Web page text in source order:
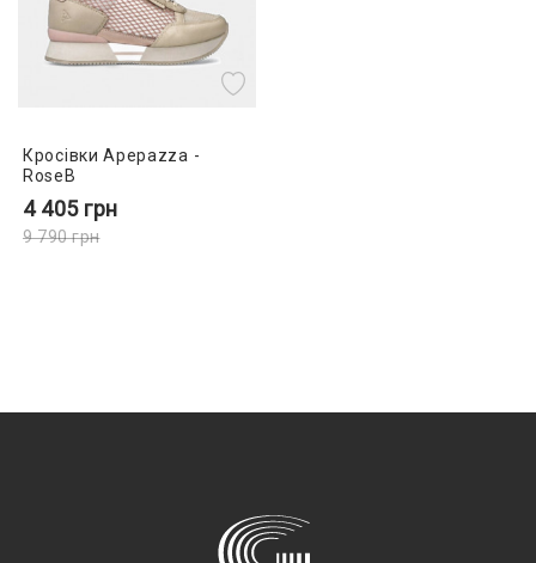
Кросівки Apepazza -
RoseB
4 405 грн
9 790грн